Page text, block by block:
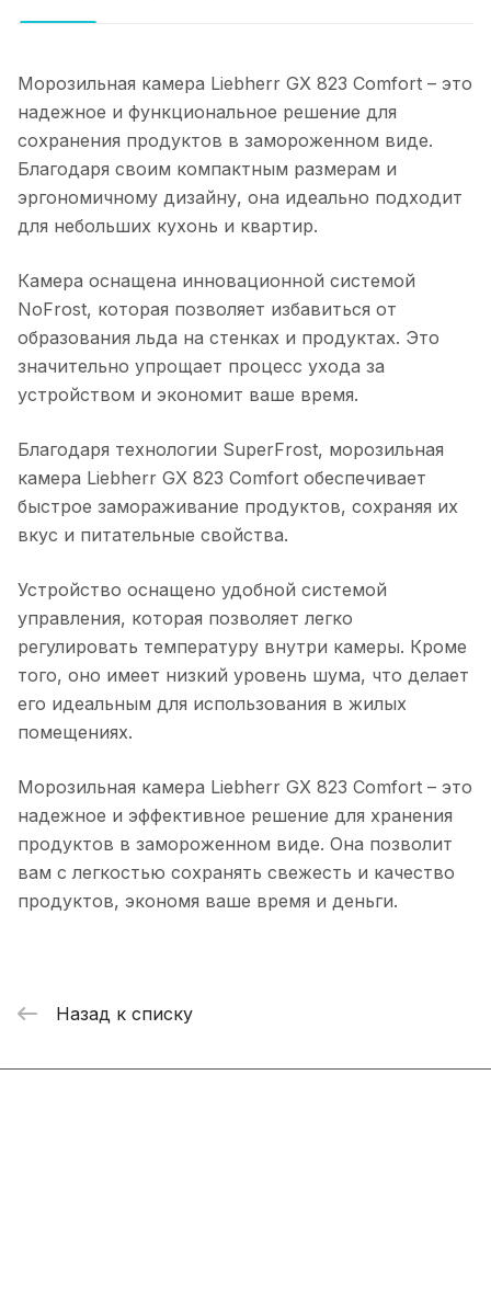
Морозильная камера Liebherr GX 823 Comfort – это
надежное и функциональное решение для
сохранения продуктов в замороженном виде.
Благодаря своим компактным размерам и
эргономичному дизайну, она идеально подходит
для небольших кухонь и квартир.
Камера оснащена инновационной системой
NoFrost, которая позволяет избавиться от
образования льда на стенках и продуктах. Это
значительно упрощает процесс ухода за
устройством и экономит ваше время.
Благодаря технологии SuperFrost, морозильная
камера Liebherr GX 823 Comfort обеспечивает
быстрое замораживание продуктов, сохраняя их
вкус и питательные свойства.
Устройство оснащено удобной системой
управления, которая позволяет легко
регулировать температуру внутри камеры. Кроме
того, оно имеет низкий уровень шума, что делает
его идеальным для использования в жилых
помещениях.
Морозильная камера Liebherr GX 823 Comfort – это
надежное и эффективное решение для хранения
продуктов в замороженном виде. Она позволит
вам с легкостью сохранять свежесть и качество
продуктов, экономя ваше время и деньги.
Назад к списку